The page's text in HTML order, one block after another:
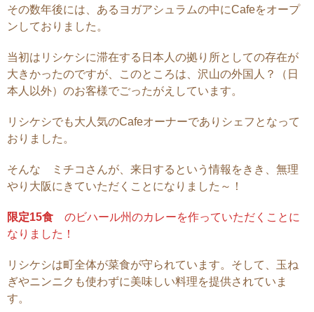
その数年後には、あるヨガアシュラムの中にCafeをオープ
ンしておりました。
当初はリシケシに滞在する日本人の拠り所としての存在が
大きかったのですが、このところは、沢山の外国人？（日
本人以外）のお客様でごったがえしています。
リシケシでも大人気のCafeオーナーでありシェフとなって
おりました。
そんな ミチコさんが、来日するという情報をきき、無理
やり大阪にきていただくことになりました～！
限定15食 のビハール州のカレーを作っていただくことに
なりました！
リシケシは町全体が菜食が守られています。そして、玉ね
ぎやニンニクも使わずに美味しい料理を提供されていま
す。